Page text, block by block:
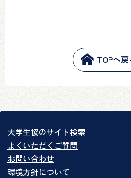
TOPへ戻
大学生協のサイト検索
よくいただくご質問
お問い合わせ
環境方針について